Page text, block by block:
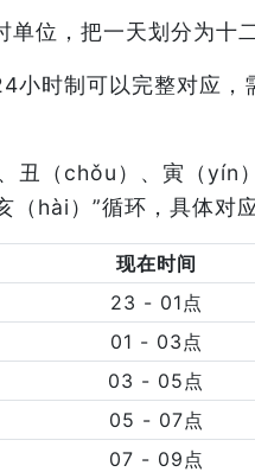
单位，把一天划分为十
小时制可以完整对应
丑（chǒu）、寅（yín
hài）”循环，具体对
现在时间
23 - 01点
01 - 03点
03 - 05点
05 - 07点
07 - 09点